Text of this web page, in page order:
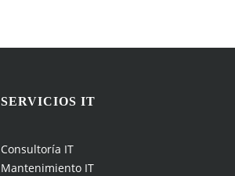
SERVICIOS IT
Consultoría IT
Mantenimiento IT